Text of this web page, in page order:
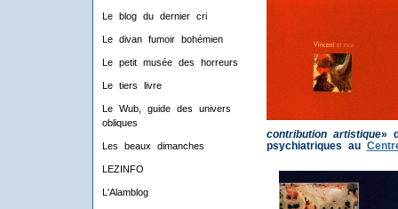
Le blog du dernier cri
Le divan fumoir bohémien
Le petit musée des horreurs
Le tiers livre
Le Wub, guide des univers
obliques
Les beaux dimanches
LEZINFO
L'Alamblog
contribution artistique»
psychiatriques au